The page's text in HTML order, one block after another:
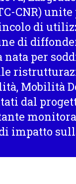
CNR)
di
di
per
Mobilità
dal
impatto